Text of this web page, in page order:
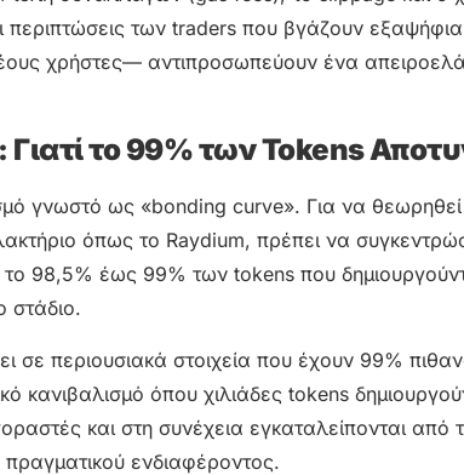
περιπτώσεις των traders που βγάζουν
χρήστες— αντιπροσωπεύουν ένα
το 99% των Tokens
γνωστό ως «bonding curve». Για να
όπως το Raydium, πρέπει να
το 98,5% έως 99% των tokens που
στάδιο.
σε περιουσιακά στοιχεία που έχουν 99%
κανιβαλισμό όπου χιλιάδες tokens
και στη συνέχεια εγκαταλείπονται από
ενδιαφέροντος.